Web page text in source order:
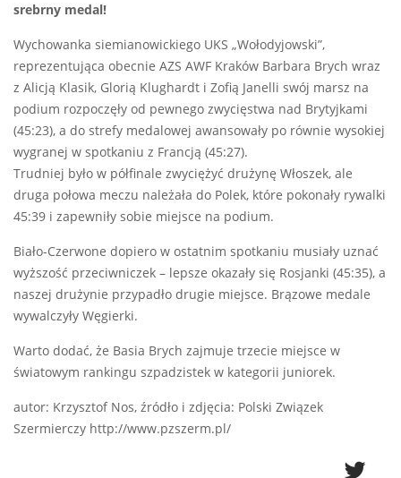
srebrny medal!
Wychowanka siemianowickiego UKS „Wołodyjowski”,
reprezentująca obecnie AZS AWF Kraków Barbara Brych wraz
z Alicją Klasik, Glorią Klughardt i Zofią Janelli swój marsz na
podium rozpoczęły od pewnego zwycięstwa nad Brytyjkami
(45:23), a do strefy medalowej awansowały po równie wysokiej
wygranej w spotkaniu z Francją (45:27).
Trudniej było w półfinale zwyciężyć drużynę Włoszek, ale
druga połowa meczu należała do Polek, które pokonały rywalki
45:39 i zapewniły sobie miejsce na podium.
Biało-Czerwone dopiero w ostatnim spotkaniu musiały uznać
wyższość przeciwniczek – lepsze okazały się Rosjanki (45:35), a
naszej drużynie przypadło drugie miejsce. Brązowe medale
wywalczyły Węgierki.
Warto dodać, że Basia Brych zajmuje trzecie miejsce w
światowym rankingu szpadzistek w kategorii juniorek.
autor: Krzysztof Nos, źródło i zdjęcia: Polski Związek
Szermierczy http://www.pzszerm.pl/